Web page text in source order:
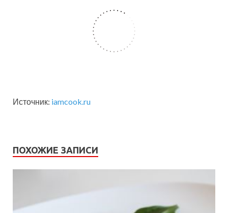
Источник: iamcook.ru
ПОХОЖИЕ ЗАПИСИ